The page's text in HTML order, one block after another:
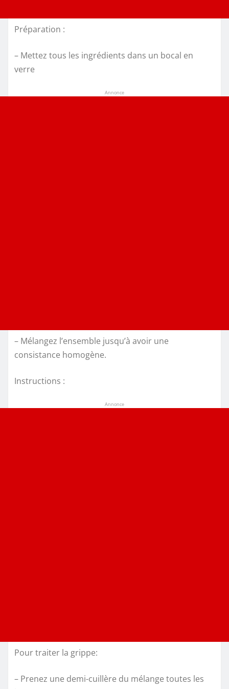
Préparation :
– Mettez tous les ingrédients dans un bocal en
verre
Annonce
– Mélangez l’ensemble jusqu’à avoir une
consistance homogène.
Instructions :
Annonce
Pour traiter la grippe:
– Prenez une demi-cuillère du mélange toutes les